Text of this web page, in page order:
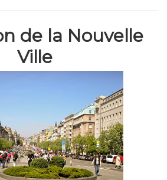
de la Nouvelle
Ville